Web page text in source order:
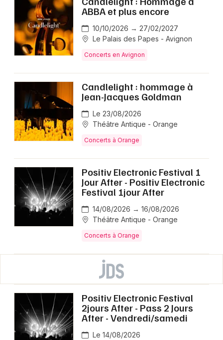
ABBA et plus encore
10/10/2026 → 27/02/2027
Le Palais des Papes - Avignon
Concerts en Avignon
Candlelight : hommage à
Jean-Jacques Goldman
Le 23/08/2026
Théâtre Antique - Orange
Concerts à Orange
Positiv Electronic Festival 1
Jour After - Positiv Electronic
Festival 1jour After
14/08/2026 → 16/08/2026
Théâtre Antique - Orange
Concerts à Orange
Positiv Electronic Festival
2jours After - Pass 2 Jours
After - Vendredi/samedi
Le 14/08/2026